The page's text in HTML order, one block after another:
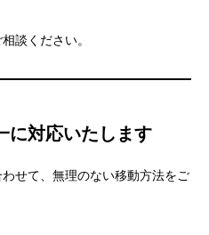
談ください。
に対応いたします
せて、無理のない移動方法をご